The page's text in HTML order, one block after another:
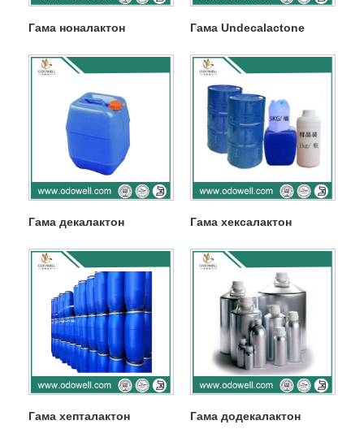
Гама ноналактон Гама Undecalactone
Гама декалактон Гама хексалактон
Гама хепталактон Гама додекалактон